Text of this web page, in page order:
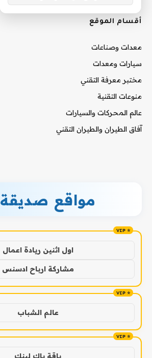
أقسام الموقع
معدات وصناعات
سيارات ومعدات
مختبر معرفة التقني
منوعات التقنية
عالم المحركات والسيارات
آفاق الطيران والطيران التقني
مواقع صديقة
اول اثنين ريادة اعمال
مشاركة ارباح ادسنس
عالم الشباب
باقة باك لينك